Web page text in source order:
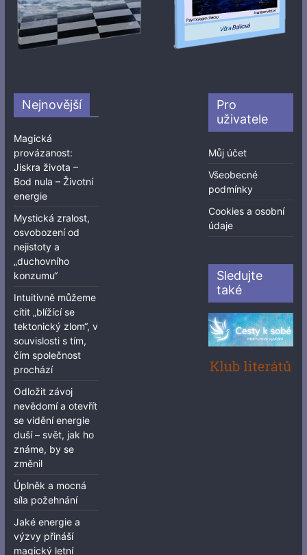
Nejnovější
Magická
provázanost:
Jiskra života –
Bod nula – Životní
energie
Mystická zralost,
osvobození od
nejistoty a
„duchovního
konzumu“
Intuitivně můžeme
cítit „blížící se
tektonický zlom“, v
souvislosti s tím,
čím společnost
prochází
Odložit závoj
nevědomí a otevřít
se vidění energie
duší – svět, jak ho
známe, by se
změnil
Úplněk a mocná
síla požehnání
Jaké energie a
výzvy přináší
magický letní
Pro
uživatele
Můj účet
Všeobecné
podmínky
Cookies a osobní
údaje
Sledujte
také